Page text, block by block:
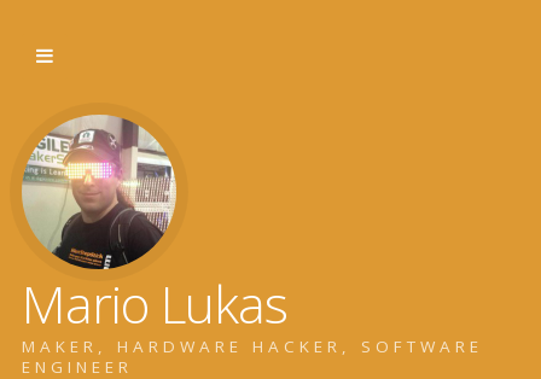
Mario Lukas
MAKER, HARDWARE HACKER, SOFTWARE
ENGINEER